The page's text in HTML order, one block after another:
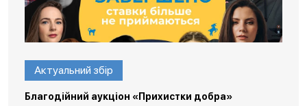
Актуальний збір
Благодійний аукціон «Прихистки добра»